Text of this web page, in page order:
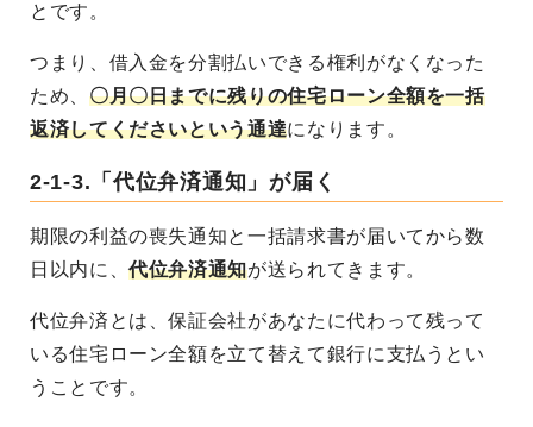
とです。
つまり、借入金を分割払いできる権利がなくなった
ため、 〇月〇日までに残りの住宅ローン全額を一括
返済してくださいという通達になります。
2-1-3.「代位弁済通知」が届く
期限の利益の喪失通知と一括請求書が届いてから数
日以内に、代位弁済通知が送られてきます。
代位弁済とは、保証会社があなたに代わって残って
いる住宅ローン全額を立て替えて銀行に支払うとい
うことです。